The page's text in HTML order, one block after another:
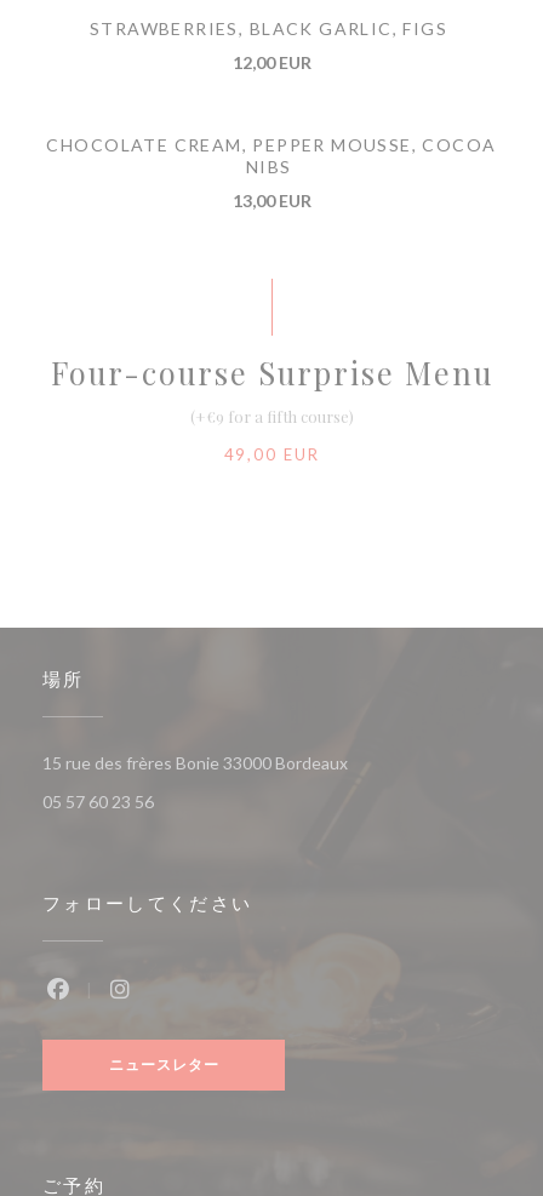
STRAWBERRIES, BLACK GARLIC, FIGS
12,00 EUR
CHOCOLATE CREAM, PEPPER MOUSSE, COCOA
NIBS
13,00 EUR
Four-course Surprise Menu
(+€9 for a fifth course)
49,00 EUR
場所
15 rue des frères Bonie 33000 Bordeaux((新しいウィンドウで開
05 57 60 23 56
フォローしてください
ニュースレター
ご予約